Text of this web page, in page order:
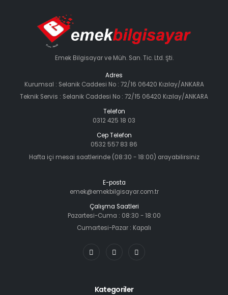
Emek Bilgisayar ve Müh. San. Tic. Ltd. Şti.
Adres
Kurumsal : Selanik Caddesi No : 72/16 06420 Kızılay/ANKARA
Teknik Servis : Selanik Caddesi No : 72/15 06420 Kızılay/ANKARA
Telefon
0312 425 18 03
Cep Telefon
0532 557 83 86
Hafta içi mesai saatlerinde (08:30 - 18:00) arayabilirsiniz
E-posta
emek@emekbilgisayar.com.tr
Çalışma Saatleri
Pazartesi-Cuma : 08:30 - 18:00
Cumartesi-Pazar : Kapalı
Kategoriler